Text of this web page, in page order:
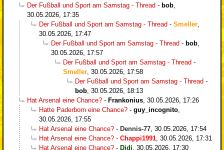
Der Fußball und Sport am Samstag - Thread - bob
30.05.2026, 17:35
Der Fußball und Sport am Samstag - Thread - Smeller
30.05.2026, 17:47
Der Fußball und Sport am Samstag - Thread - bob
30.05.2026, 17:57
Der Fußball und Sport am Samstag - Thread -
Smeller 30.05.2026, 17:58
Der Fußball und Sport am Samstag - Thread -
bob 30.05.2026, 18:13
Hat Arsenal eine Chance? - Frankonius 30.05.2026, 17:26
Hatte Paderborn eine Chance? - guy_incognito
30.05.2026, 17:55
Hat Arsenal eine Chance? - Dennis-77 30.05.2026, 17:54
Hat Arsenal eine Chance? - Chappi1991 30.05.2026, 17:31
Hat Arsenal eine Chance? - Didi 30.05.2026, 17:30